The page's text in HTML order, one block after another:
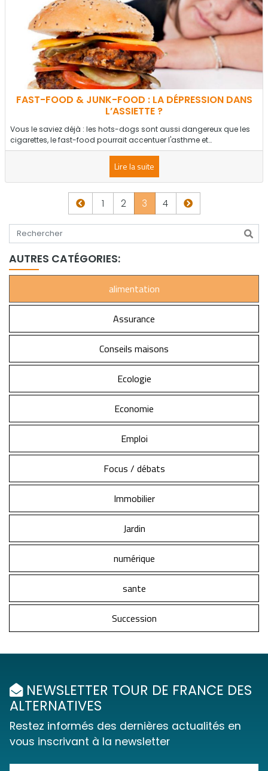
FAST-FOOD & JUNK-FOOD : LA DÉPRESSION DANS
L’ASSIETTE ?
Vous le saviez déjà : les hots-dogs sont aussi dangereux que les
cigarettes, le fast-food pourrait accentuer l'asthme et…
Lire la suite
Page précédente
1 2 3 4 Page suivante
Tapez votre recherche
AUTRES CATÉGORIES:
alimentation
Assurance
Conseils maisons
Ecologie
Economie
Emploi
Focus / débats
Immobilier
Jardin
numérique
sante
Succession
NEWSLETTER TOUR DE FRANCE DES
ALTERNATIVES
Restez informés des dernières actualités en
vous inscrivant à la newsletter